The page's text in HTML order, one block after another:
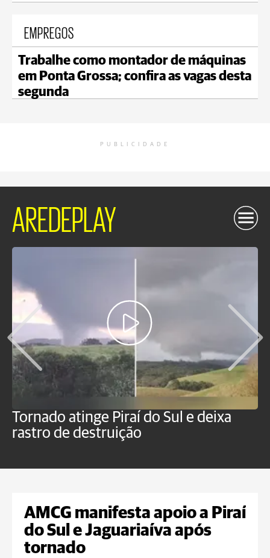
EMPREGOS
Trabalhe como montador de máquinas
em Ponta Grossa; confira as vagas desta
segunda
PUBLICIDADE
AREDEPLAY
Tornado atinge Piraí do Sul e deixa
rastro de destruição
AMCG manifesta apoio a Piraí
do Sul e Jaguariaíva após
tornado